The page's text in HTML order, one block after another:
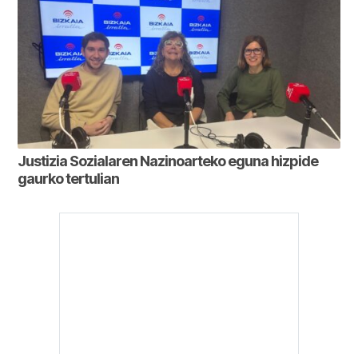
Justizia Sozialaren Nazinoarteko eguna hizpide
gaurko tertulian